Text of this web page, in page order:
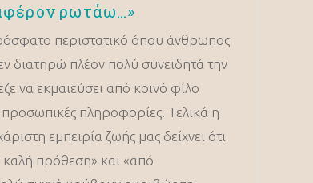
ρωτάω…»
περιστατικό όπου άνθρωπος
διατηρώ πλέον πολύ συνειδητά την
να εκμαιεύσει από κοινό φίλο
προσωπικές πληροφορίες. Τελικά η
εμπειρία ζωής μας δείχνει ότι
καλή πρόθεση» και «από